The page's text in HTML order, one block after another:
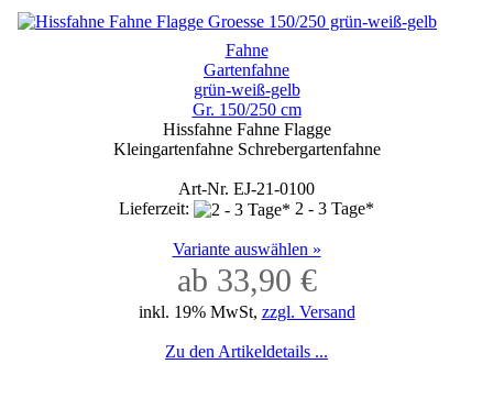
Fahne
Gartenfahne
grün-weiß-gelb
Gr. 150/250 cm
Hissfahne Fahne Flagge
Kleingartenfahne Schrebergartenfahne
Art-Nr. EJ-21-0100
Lieferzeit:
2 - 3 Tage*
Variante auswählen »
ab 33,90 €
inkl. 19% MwSt, zzgl. Versand
Zu den Artikeldetails ...